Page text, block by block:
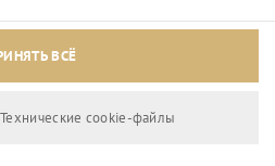
режим
ВСЁ
сookie-файлы